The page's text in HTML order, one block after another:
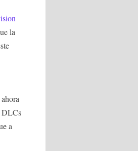
la
DLCs
a